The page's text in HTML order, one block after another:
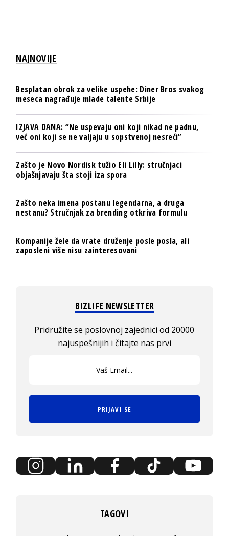
NAJNOVIJE
Besplatan obrok za velike uspehe: Diner Bros svakog
meseca nagrađuje mlade talente Srbije
IZJAVA DANA: “Ne uspevaju oni koji nikad ne padnu,
već oni koji se ne valjaju u sopstvenoj nesreći”
Zašto je Novo Nordisk tužio Eli Lilly: stručnjaci
objašnjavaju šta stoji iza spora
Zašto neka imena postanu legendarna, a druga
nestanu? Stručnjak za brending otkriva formulu
Kompanije žele da vrate druženje posle posla, ali
zaposleni više nisu zainteresovani
BIZLIFE NEWSLETTER
Pridružite se poslovnoj zajednici od 20000
najuspešnijih i čitajte nas prvi
PRIJAVI SE
TAGOVI